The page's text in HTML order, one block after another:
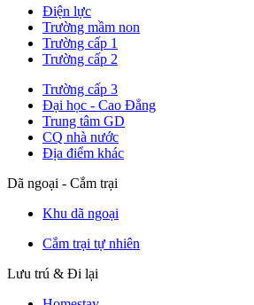
Điện lực
Trường mầm non
Trường cấp 1
Trường cấp 2
Trường cấp 3
Đại học - Cao Đẳng
Trung tâm GD
CQ nhà nước
Địa điểm khác
Dã ngoại - Cắm trại
Khu dã ngoại
Cắm trại tự nhiên
Lưu trú & Đi lại